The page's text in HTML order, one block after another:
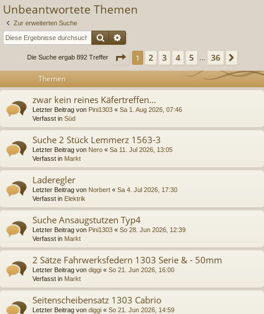
riff
Unbeantwortete Themen
Zur erweiterten Suche
Suche
Die Suche ergab 892 Treffer Seite 1 von 36
1 2 3 4 5 36
Themen
zwar kein reines Käfertreffen...
Letzter Beitrag von Pini1303 « Sa 1. Aug 2026, 07:46
Verfasst in Süd
Suche 2 Stück Lemmerz 1563-3
Letzter Beitrag von Nero « Sa 11. Jul 2026, 13:05
Verfasst in Markt
Laderegler
Letzter Beitrag von Norbert « Sa 4. Jul 2026, 17:30
Verfasst in Elektrik
Suche Ansaugstutzen Typ4
Letzter Beitrag von Pini1303 « So 28. Jun 2026, 12:39
Verfasst in Markt
2 Sätze Fahrwerksfedern 1303 Serie & - 50mm
Letzter Beitrag von diggi « So 21. Jun 2026, 16:00
Verfasst in Markt
Seitenscheibensatz 1303 Cabrio
Letzter Beitrag von diggi « So 21. Jun 2026, 14:59